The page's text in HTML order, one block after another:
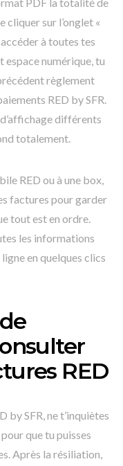
cliquer sur l’onglet «
à toutes tes
espace numérique, tu
règlement
RED by SFR.
différents
totalement.
RED ou à une box,
factures pour garder
tout est en ordre.
les informations
en quelques clics
RED
by SFR, ne t’inquiètes
que tu puisses
Après la résiliation,